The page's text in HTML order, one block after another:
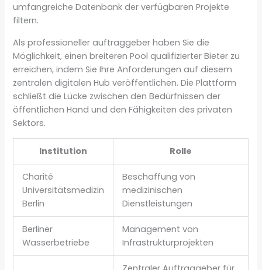
umfangreiche Datenbank der verfügbaren Projekte
filtern.
Als professioneller auftraggeber haben Sie die
Möglichkeit, einen breiteren Pool qualifizierter Bieter zu
erreichen, indem Sie Ihre Anforderungen auf diesem
zentralen digitalen Hub veröffentlichen. Die Plattform
schließt die Lücke zwischen den Bedürfnissen der
öffentlichen Hand und den Fähigkeiten des privaten
Sektors.
Institution Rolle
Charité
Universitätsmedizin
Berlin
Beschaffung von
medizinischen
Dienstleistungen
Berliner
Wasserbetriebe
Management von
Infrastrukturprojekten